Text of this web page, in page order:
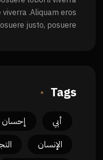
.Aliquam eros
justo, posuere.
Tags
أبي إحسان
الإنسان